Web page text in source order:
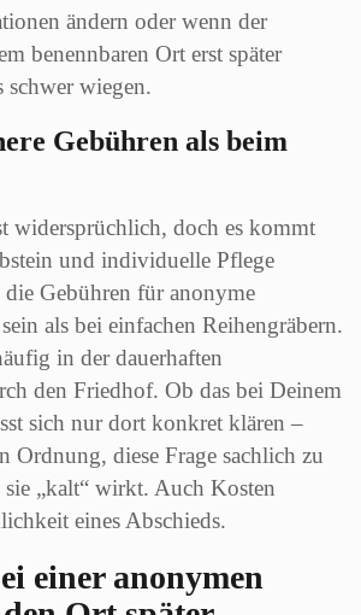
ändern oder wenn der
benennbaren Ort erst später
schwer wiegen.
Gebühren als beim
widersprüchlich, doch es kommt
und individuelle Pflege
Gebühren für anonyme
als bei einfachen Reihengräbern.
in der dauerhaften
den Friedhof. Ob das bei Deinem
sich nur dort konkret klären –
Ordnung, diese Frage sachlich zu
sie „kalt“ wirkt. Auch Kosten
eines Abschieds.
einer anonymen